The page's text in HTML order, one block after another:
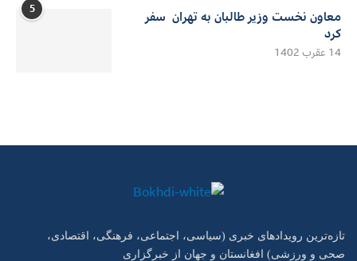
5
معاون نخست وزیر طالبان به تهران سفر
کرد
14 عقرب 1402
تازه‌ترین رویدادهای خبری (سیاسی، اجتماعی، فرهنگی، اقتصادی،
صحی و ورزشی) افغانستان و جهان از خبرگزاری